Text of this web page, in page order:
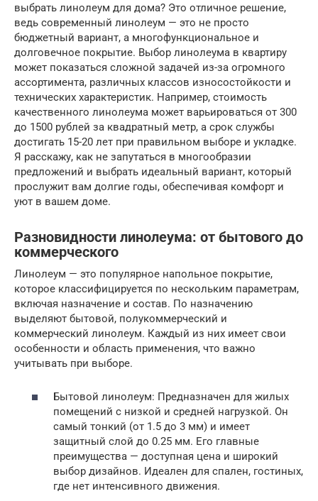
выбрать линолеум для дома? Это отличное решение,
ведь современный линолеум — это не просто
бюджетный вариант, а многофункциональное и
долговечное покрытие. Выбор линолеума в квартиру
может показаться сложной задачей из-за огромного
ассортимента, различных классов износостойкости и
технических характеристик. Например, стоимость
качественного линолеума может варьироваться от 300
до 1500 рублей за квадратный метр, а срок службы
достигать 15-20 лет при правильном выборе и укладке.
Я расскажу, как не запутаться в многообразии
предложений и выбрать идеальный вариант, который
прослужит вам долгие годы, обеспечивая комфорт и
уют в вашем доме.
Разновидности линолеума: от бытового до
коммерческого
Линолеум — это популярное напольное покрытие,
которое классифицируется по нескольким параметрам,
включая назначение и состав. По назначению
выделяют бытовой, полукоммерческий и
коммерческий линолеум. Каждый из них имеет свои
особенности и область применения, что важно
учитывать при выборе.
Бытовой линолеум: Предназначен для жилых
помещений с низкой и средней нагрузкой. Он
самый тонкий (от 1.5 до 3 мм) и имеет
защитный слой до 0.25 мм. Его главные
преимущества — доступная цена и широкий
выбор дизайнов. Идеален для спален, гостиных,
где нет интенсивного движения.